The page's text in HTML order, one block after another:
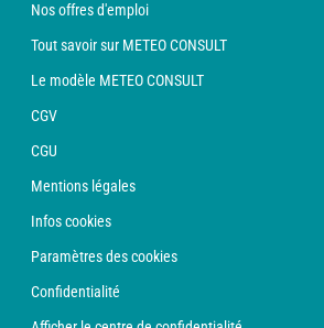
Nos offres d'emploi
Tout savoir sur METEO CONSULT
Le modèle METEO CONSULT
CGV
CGU
Mentions légales
Infos cookies
Paramètres des cookies
Confidentialité